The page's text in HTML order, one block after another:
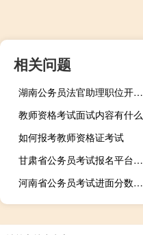
相关问题
湖南公务员法官助理职位开考比例是多少
教师资格考试面试内容有什么
如何报考教师资格证考试
甘肃省公务员考试报名平台是什么
河南省公务员考试进面分数线是多少